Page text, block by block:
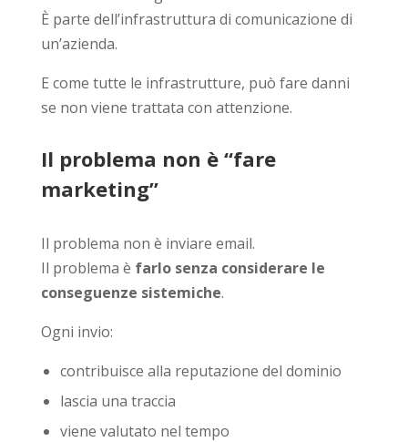
È parte dell’infrastruttura di comunicazione di
un’azienda.
E come tutte le infrastrutture, può fare danni
se non viene trattata con attenzione.
Il problema non è “fare
marketing”
Il problema non è inviare email.
Il problema è farlo senza considerare le
conseguenze sistemiche.
Ogni invio:
contribuisce alla reputazione del dominio
lascia una traccia
viene valutato nel tempo